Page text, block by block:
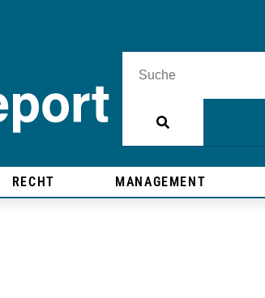
RECHT MANAGEMENT